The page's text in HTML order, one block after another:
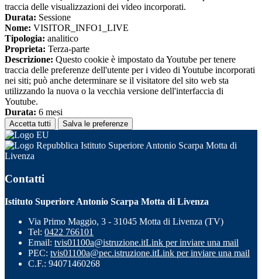
traccia delle visualizzazioni dei video incorporati.
Durata: Sessione
Nome: VISITOR_INFO1_LIVE
Tipologia: analitico
Proprieta: Terza-parte
Descrizione: Questo cookie è impostato da Youtube per tenere
traccia delle preferenze dell'utente per i video di Youtube incorporati
nei siti; può anche determinare se il visitatore del sito web sta
utilizzando la nuova o la vecchia versione dell'interfaccia di
Youtube.
Durata: 6 mesi
Accetta tutti Salva le preferenze
Istituto Superiore Antonio Scarpa Motta di
Livenza
Contatti
Istituto Superiore Antonio Scarpa Motta di Livenza
Via Primo Maggio, 3 - 31045 Motta di Livenza (TV)
Tel: 0422 766101
Email: tvis01100a@istruzione.itLink per inviare una mail
PEC: tvis01100a@pec.istruzione.itLink per inviare una mail
C.F.: 94071460268